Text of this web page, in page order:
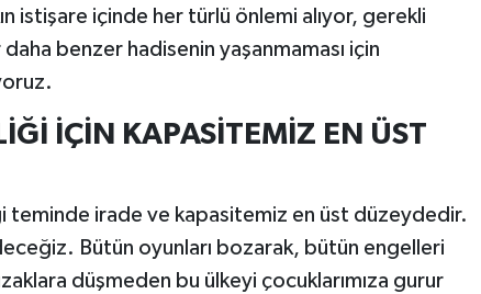
istişare içinde her türlü önlemi alıyor, gerekli
benzer hadisenin yaşanmaması için
İÇİN KAPASİTEMİZ EN ÜST
teminde irade ve kapasitemiz en üst düzeydedir.
Bütün oyunları bozarak, bütün engelleri
düşmeden bu ülkeyi çocuklarımıza gurur